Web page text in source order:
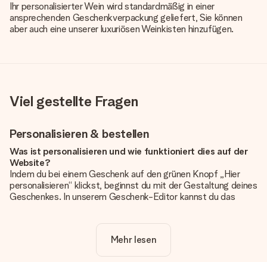
Ihr personalisierter Wein wird standardmäßig in einer
ansprechenden Geschenkverpackung geliefert, Sie können
aber auch eine unserer luxuriösen Weinkisten hinzufügen.
Viel gestellte Fragen
Personalisieren & bestellen
Was ist personalisieren und wie funktioniert dies auf der
Website?
Indem du bei einem Geschenk auf den grünen Knopf „Hier
personalisieren“ klickst, beginnst du mit der Gestaltung deines
Geschenkes. In unserem Geschenk-Editor kannst du das
noch eines unserer angebotenen Designs, um deinem
Geschenk die perfekte Ausstrahlung zu verleihen.
Mehr lesen